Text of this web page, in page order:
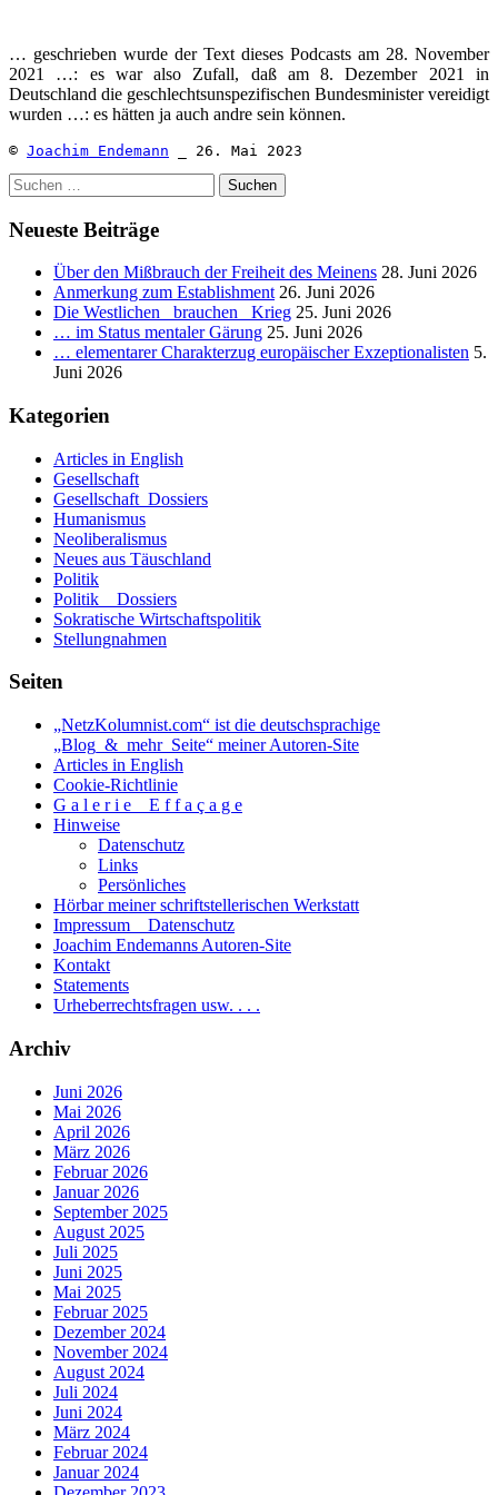
… geschrieben wurde der Text dieses Podcasts am 28. November
2021 …: es war also Zufall, daß am 8. Dezember 2021 in
Deutschland die geschlechtsunspezifischen Bundesminister vereidigt
wurden …: es hätten ja auch andre sein können.
© Joachim Endemann _ 26. Mai 2023
Suchen
nach:
Neueste Beiträge
Über den Mißbrauch der Freiheit des Meinens 28. Juni 2026
Anmerkung zum Establishment 26. Juni 2026
Die Westlichen _brauchen_ Krieg 25. Juni 2026
… im Status mentaler Gärung 25. Juni 2026
… elementarer Charakterzug europäischer Exzeptionalisten 5.
Juni 2026
Kategorien
Articles in English
Gesellschaft
Gesellschaft_Dossiers
Humanismus
Neoliberalismus
Neues aus Täuschland
Politik
Politik _ Dossiers
Sokratische Wirtschaftspolitik
Stellungnahmen
Seiten
„NetzKolumnist.com“ ist die deutschsprachige
„Blog_&_mehr_Seite“ meiner Autoren-Site
Articles in English
Cookie-Richtlinie
G a l e r i e _ E f f a ç a g e
Hinweise
Datenschutz
Links
Persönliches
Hörbar meiner schriftstellerischen Werkstatt
Impressum _ Datenschutz
Joachim Endemanns Autoren-Site
Kontakt
Statements
Urheberrechtsfragen usw. . . .
Archiv
Juni 2026
Mai 2026
April 2026
März 2026
Februar 2026
Januar 2026
September 2025
August 2025
Juli 2025
Juni 2025
Mai 2025
Februar 2025
Dezember 2024
November 2024
August 2024
Juli 2024
Juni 2024
März 2024
Februar 2024
Januar 2024